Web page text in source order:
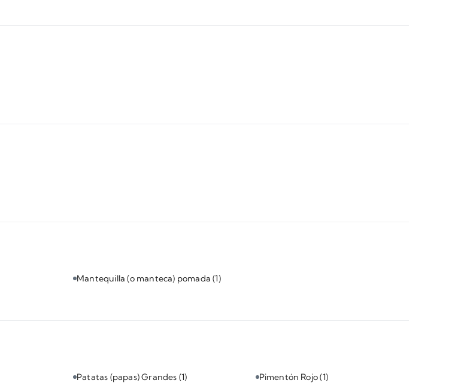
Mantequilla (o manteca) pomada(1)
Patatas (papas) Grandes (1) Pimentón Rojo(1)